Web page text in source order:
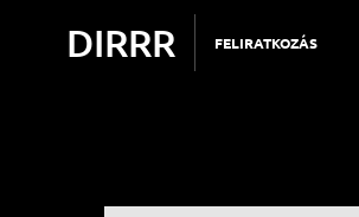
DIRRR FELIRATKOZÁS